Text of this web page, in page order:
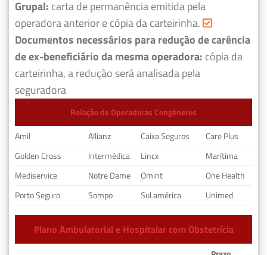
Grupal: carta de permanência emitida pela
operadora anterior e cópia da carteirinha.
Documentos necessários para redução de carência
de ex-beneficiário da mesma operadora: cópia da
carteirinha, a redução será analisada pela
seguradora
Relação de Operadoras Congêneres
Amil
Allianz Caixa Seguros
Care Plus
Golden Cross
Intermédica Lincx
Marítima
Mediservice
Notre Dame Omint
One Health
Porto Seguro
Sompo Sul américa Unimed
Plano Ambulatorial e Hospitalar com Obstetrícia